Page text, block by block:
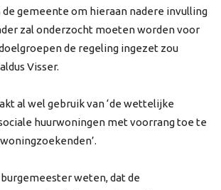
de gemeente om hieraan nadere invulling
zal onderzocht moeten worden voor
de regeling ingezet zou
Visser.
al wel gebruik van ‘de wettelijke
huurwoningen met voorrang toe te
weten, dat de